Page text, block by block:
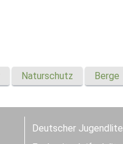
Naturschutz Berge
Deutscher